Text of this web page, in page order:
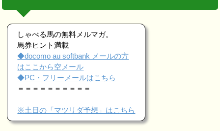
しゃべる馬の無料メルマガ。
馬券ヒント満載
◆docomo au softbank メールの方
はここから空メール
◆PC・フリーメールはこちら
＝＝＝＝＝＝＝＝＝＝
※土日の「マツリダ予想」はこちら